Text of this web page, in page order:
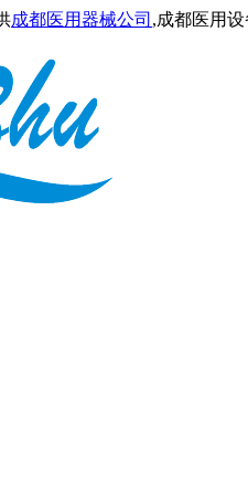
成都医用器械公司 ,成都医用